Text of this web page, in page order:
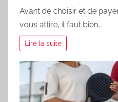
Avant de choisir et de
vous attire, il faut bien…
Lire la suite